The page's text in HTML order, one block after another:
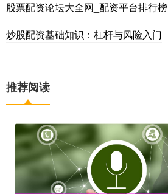
股票配资论坛大全网_配资平台排行榜
炒股配资基础知识：杠杆与风险入门
推荐阅读